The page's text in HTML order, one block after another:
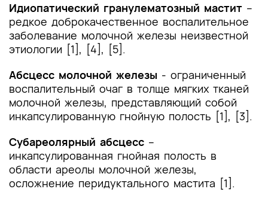
Критерии оценки качества медицинской
помощи
Список литературы
Приложение А1. Состав рабочей группы по
разработке и пересмотру клинических
рекомендаций
клинических рекомендаций
Приложение А3. Справочные материалы,
включая соответствие показаний к
Идиопатический гранулематозный мастит –
редкое доброкачественное воспалительное
заболевание молочной железы неизвестной
этиологии [1], [4], [5].
Абсцесс молочной железы - ограниченный
воспалительный очаг в толще мягких тканей
молочной железы, представляющий собой
инкапсулированную гнойную полость [1], [3].
Субареолярный абсцесс –
инкапсулированная гнойная полость в
области ареолы молочной железы,
осложнение перидуктального мастита [1].